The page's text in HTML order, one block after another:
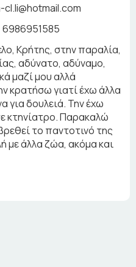
cl.li@hotmail.com
6986951585
Κρήτης, στην παραλία,
αδύνατο, αδύναμο,
μαζί μου αλλά
κρατήσω γιατί έχω άλλα
για δουλειά. Την έχω
κτηνίατρο. Παρακαλώ
το παντοτινό της
με άλλα ζώα, ακόμα και